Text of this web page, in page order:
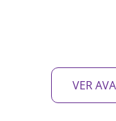
VER